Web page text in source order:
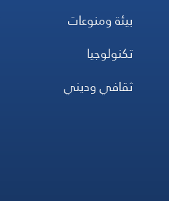
بيئة ومنوعات
تكنولوجيا
ثقافي وديني